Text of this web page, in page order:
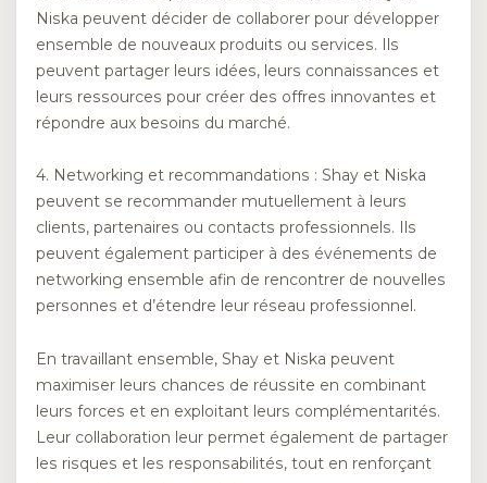
Niska peuvent décider de collaborer pour développer
ensemble de nouveaux produits ou services. Ils
peuvent partager leurs idées, leurs connaissances et
leurs ressources pour créer des offres innovantes et
répondre aux besoins du marché.
4. Networking et recommandations : Shay et Niska
peuvent se recommander mutuellement à leurs
clients, partenaires ou contacts professionnels. Ils
peuvent également participer à des événements de
networking ensemble afin de rencontrer de nouvelles
personnes et d’étendre leur réseau professionnel.
En travaillant ensemble, Shay et Niska peuvent
maximiser leurs chances de réussite en combinant
leurs forces et en exploitant leurs complémentarités.
Leur collaboration leur permet également de partager
les risques et les responsabilités, tout en renforçant